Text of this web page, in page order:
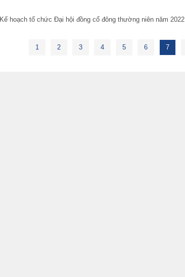
Kế hoạch tổ chức Đại hội đồng cổ đông thường niên năm 2022
1 2 3 4 5 6 7